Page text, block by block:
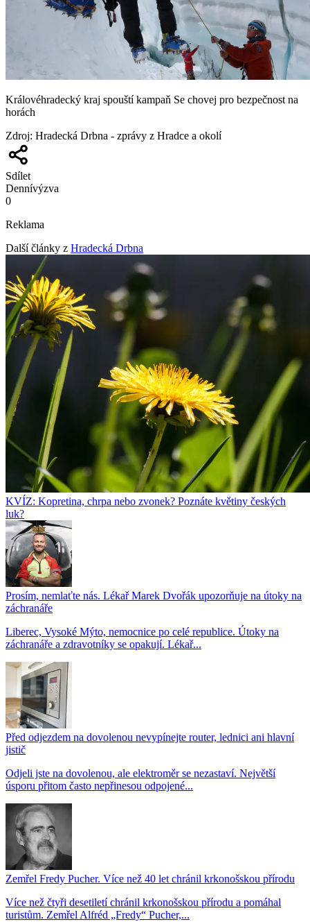
Královéhradecký kraj spouští kampaň Se chovej pro bezpečnost na
horách
Zdroj: Hradecká Drbna - zprávy z Hradce a okolí
Sdílet
Dennívýzva
0
Reklama
Další články z Hradecká Drbna
KVÍZ: Kopretina, chrpa nebo zvonek? Poznáte květiny českých
luk?
Prosím, nemlaťte nás. Lékař Marek Dvořák upozorňuje na útoky na
záchranáře
Liberec, Vysoké Mýto, nemocnice po celé republice. Útoky na
záchranáře a zdravotníky se opakují. Lékař...
Před odjezdem na dovolenou nevypínejte router, lednici ani hlavní
jistič
Odjeli jste na dovolenou, ale elektroměr se nezastaví. Největší
úsporu přitom často nepřinesou odpojené...
Zemřel Fredy Pucher. Více než 40 let chránil krkonošskou přírodu
Více než čtyři desetiletí chránil krkonošskou přírodu a pomáhal
turistům. Zemřel Alfréd „Fredy“ Pucher,...